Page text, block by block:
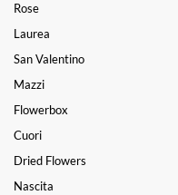
Rose
Laurea
San Valentino
Mazzi
Flowerbox
Cuori
Dried Flowers
Nascita